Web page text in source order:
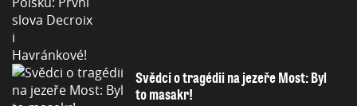
Svědci o tragédii na jezeře Most: Byl
to masakr!